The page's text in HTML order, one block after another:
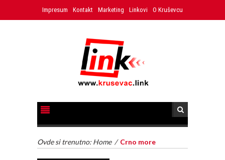
Impresum Kontakt Marketing Linkovi O Kruševcu
Ovde si trenutno: Home / Crno more